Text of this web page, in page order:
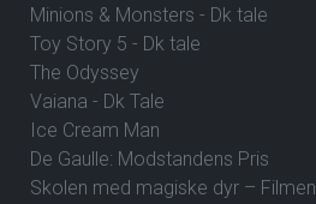
Minions & Monsters - Dk tale
Toy Story 5 - Dk tale
The Odyssey
Vaiana - Dk Tale
Ice Cream Man
De Gaulle: Modstandens Pris
Skolen med magiske dyr – Filmen